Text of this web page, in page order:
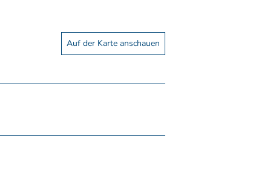
Auf der Karte anschauen